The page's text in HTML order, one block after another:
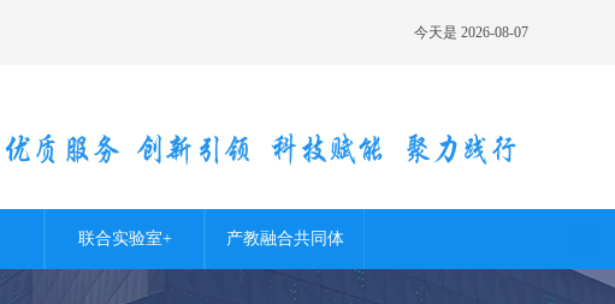
今天是 2026-08-07
联合实验室+ 产教融合共同体